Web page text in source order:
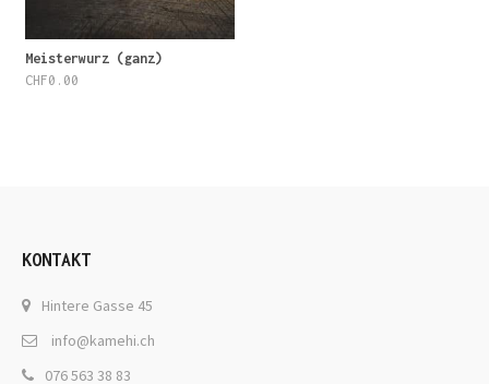
Meisterwurz (ganz)
CHF0.00
KONTAKT
Hintere Gasse 45
info@kamehi.ch
076 563 38 83